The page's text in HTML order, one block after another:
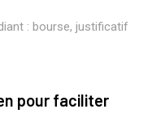
: bourse, justificatif
pour faciliter